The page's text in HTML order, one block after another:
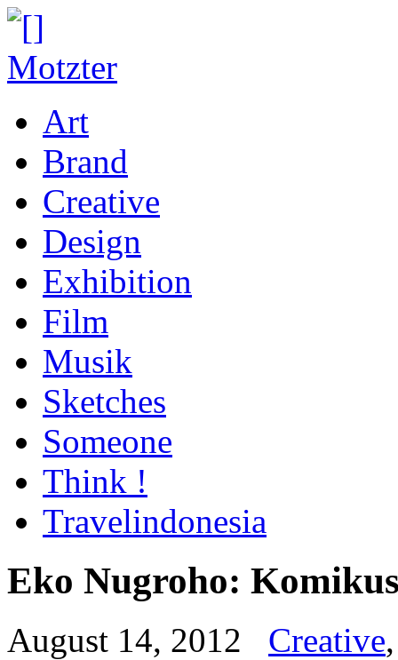
Art
Brand
Creative
Design
Exhibition
Film
Musik
Sketches
Someone
Think !
Travelindonesia
Eko Nugroho:
August 14, 2012 Creative